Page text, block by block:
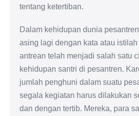
tentang ketertiban.
Dalam kehidupan dunia
asing lagi dengan kata atau istilah
antrean telah menjadi salah satu
kehidupan santri di pesantren.
jumlah penghuni dalam suatu
segala kegiatan harus dilakukan
dan dengan tertib. Mereka, para